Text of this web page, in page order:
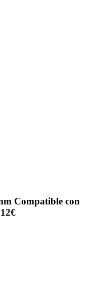
Compatible con